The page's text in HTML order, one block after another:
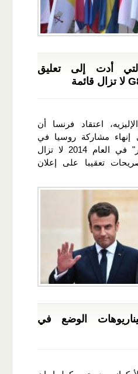
أدت إلى تعليق
اعتقاد فرنسا أن
إنهاء مشاركة روسيا في
مجموعة "الثماني الكبار" في العام 2014 لا تزال
تعقيبا على إعلان
الوضع في